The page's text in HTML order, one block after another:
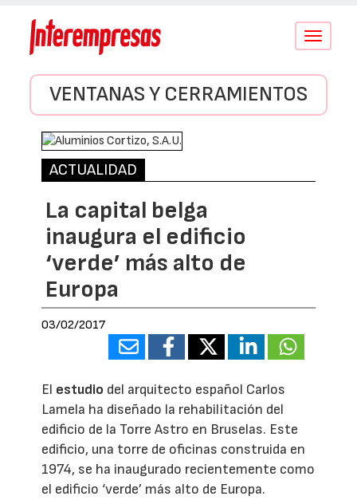
Conmutar
VENTANAS Y CERRAMIENTOS
ACTUALIDAD
La capital belga
inaugura el edificio
‘verde’ más alto de
Europa
03/02/2017
El estudio del arquitecto español Carlos
Lamela ha diseñado la rehabilitación del
edificio de la Torre Astro en Bruselas. Este
edificio, una torre de oficinas construida en
1974, se ha inaugurado recientemente como
el edificio ‘verde’ más alto de Europa.